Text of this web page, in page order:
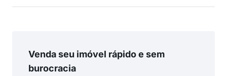
Venda seu imóvel rápido e sem
burocracia